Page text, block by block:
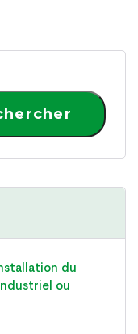
du
ou